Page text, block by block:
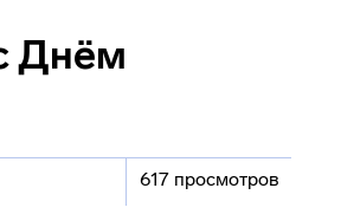
Днём
617 просмотров